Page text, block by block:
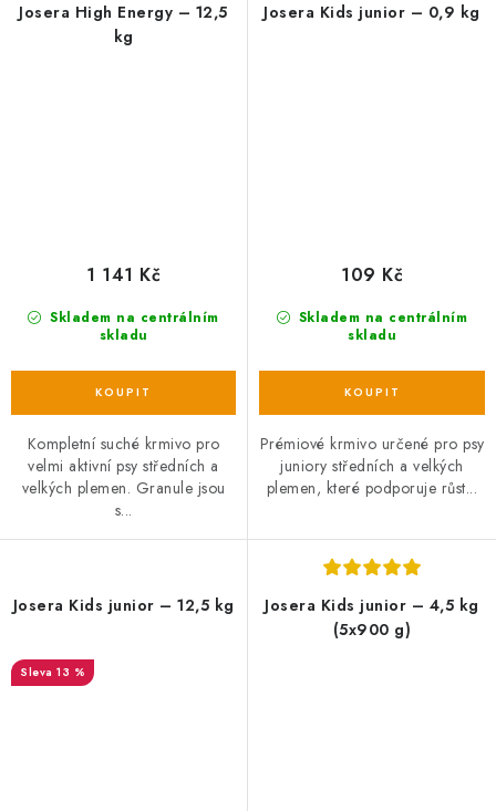
Josera High Energy – 12,5
kg
Skladem na centrálním
skladu
1 141 Kč
Kompletní suché krmivo pro
velmi aktivní psy středních a
velkých plemen. Granule jsou
s...
Josera Kids junior – 0,9 kg
Skladem na centrálním
skladu
109 Kč
Prémiové krmivo určené pro psy
juniory středních a velkých
plemen, které podporuje růst...
Josera Kids junior – 12,5 kg
13 %
Josera Kids junior – 4,5 kg
(5x900 g)